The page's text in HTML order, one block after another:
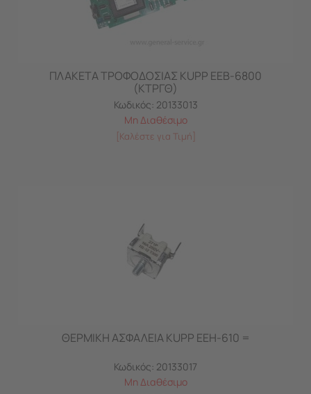
ΠΛΑΚΕΤΑ ΤΡΟΦΟΔΟΣΙΑΣ KUPP EEB-6800
(ΚΤΡΓΘ)
Κωδικός: 20133013
Μη Διαθέσιμο
[Καλέστε για Τιμή]
ΘΕΡΜΙΚΗ ΑΣΦΑΛΕΙΑ KUPP EEH-610 =
Κωδικός: 20133017
Μη Διαθέσιμο